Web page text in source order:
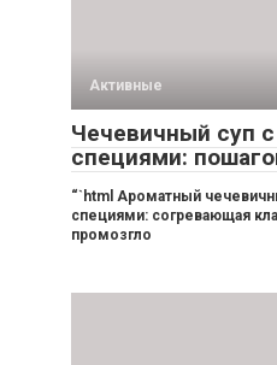
Активные
Чечевичный суп
специями:
“`html Ароматный
специями: согревающая
промозгло